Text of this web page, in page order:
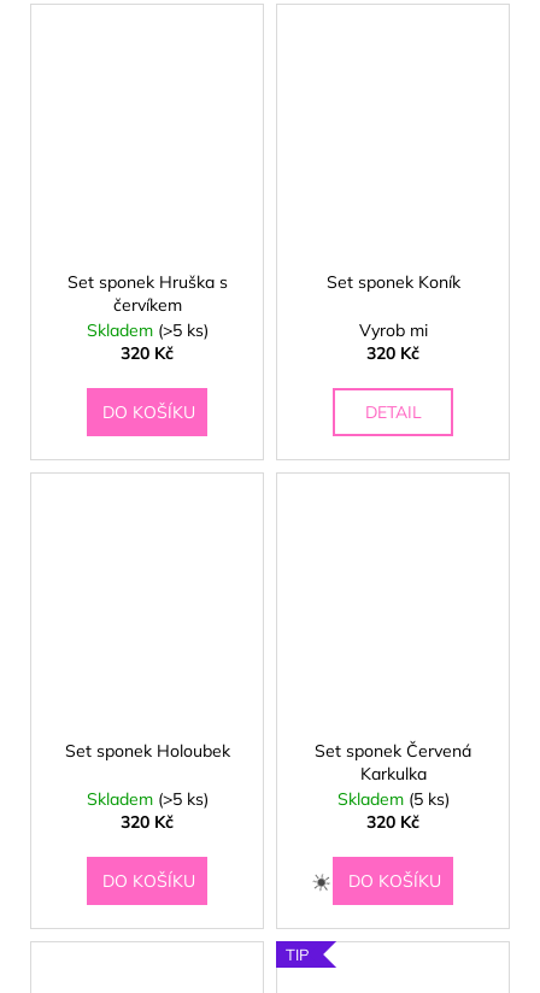
Set sponek Hruška s
červíkem
Skladem (>5 ks)
320 Kč
DO KOŠÍKU
Set sponek Koník
Vyrob mi
320 Kč
DETAIL
Set sponek Holoubek
Skladem (>5 ks)
320 Kč
DO KOŠÍKU
Set sponek Červená
Karkulka
Skladem (5 ks)
320 Kč
DO KOŠÍKU
TIP